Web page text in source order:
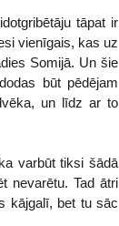
tāpat ir
vienīgais, kas uz
Somijā. Un šie
būt pēdējam
un līdz ar to
varbūt tiksi šādā
nevarētu. Tad ātri
kājgalī, bet tu sāc